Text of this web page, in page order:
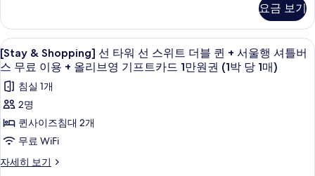
진
모
두
보
기
오
션
스
위
트
더
블
퀸
+
조
식
PKG]
오
션
타
워
션
스
트
요금 보기
[Stay
&
Shopping]
선
타
워
선
스
오리/거위털 이불, 미니바, 객실 내 금
4
[Stay & Shopping] 선 타워 선 스위트 더블 퀸 + 서울행 셔틀버
스 무료 이용 + 올리브영 기프트카드 1만원권 (1박 당 1매)
침실 1개
2명
퀸사이즈침대 2개
무료 WiFi
자세히 보기
[Stay